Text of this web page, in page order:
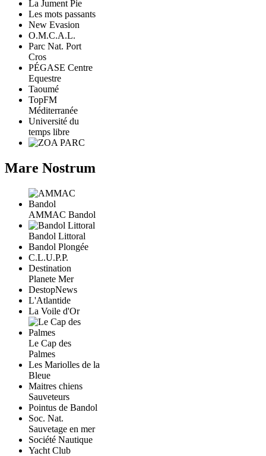
La Jument Pie
Les mots passants
New Evasion
O.M.C.A.L.
Parc Nat. Port
Cros
PÉGASE Centre
Equestre
Taoumé
TopFM
Méditerranée
Université du
temps libre
Mare Nostrum
AMMAC Bandol
Bandol Littoral
Bandol Plongée
C.L.U.P.P.
Destination
Planete Mer
DestopNews
L'Atlantide
La Voile d'Or
Le Cap des
Palmes
Les Mariolles de la
Bleue
Maitres chiens
Sauveteurs
Pointus de Bandol
Soc. Nat.
Sauvetage en mer
Société Nautique
Yacht Club